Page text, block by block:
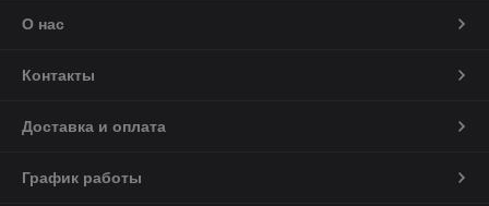
О нас
Контакты
Доставка и оплата
График работы